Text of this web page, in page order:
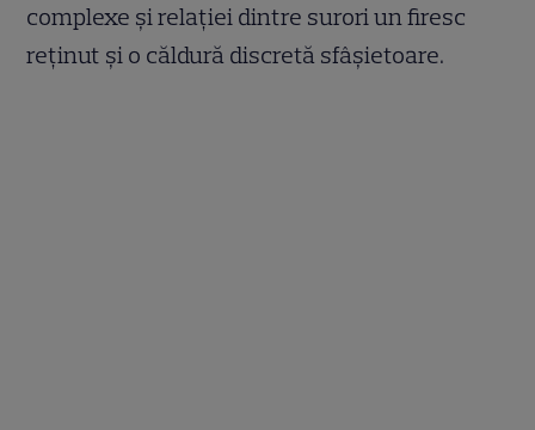
complexe și relației dintre surori un firesc
reținut și o căldură discretă sfâșietoare.